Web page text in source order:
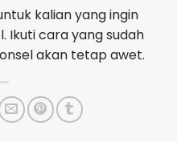
kalian yang ingin
Ikuti cara yang sudah
akan tetap awet.